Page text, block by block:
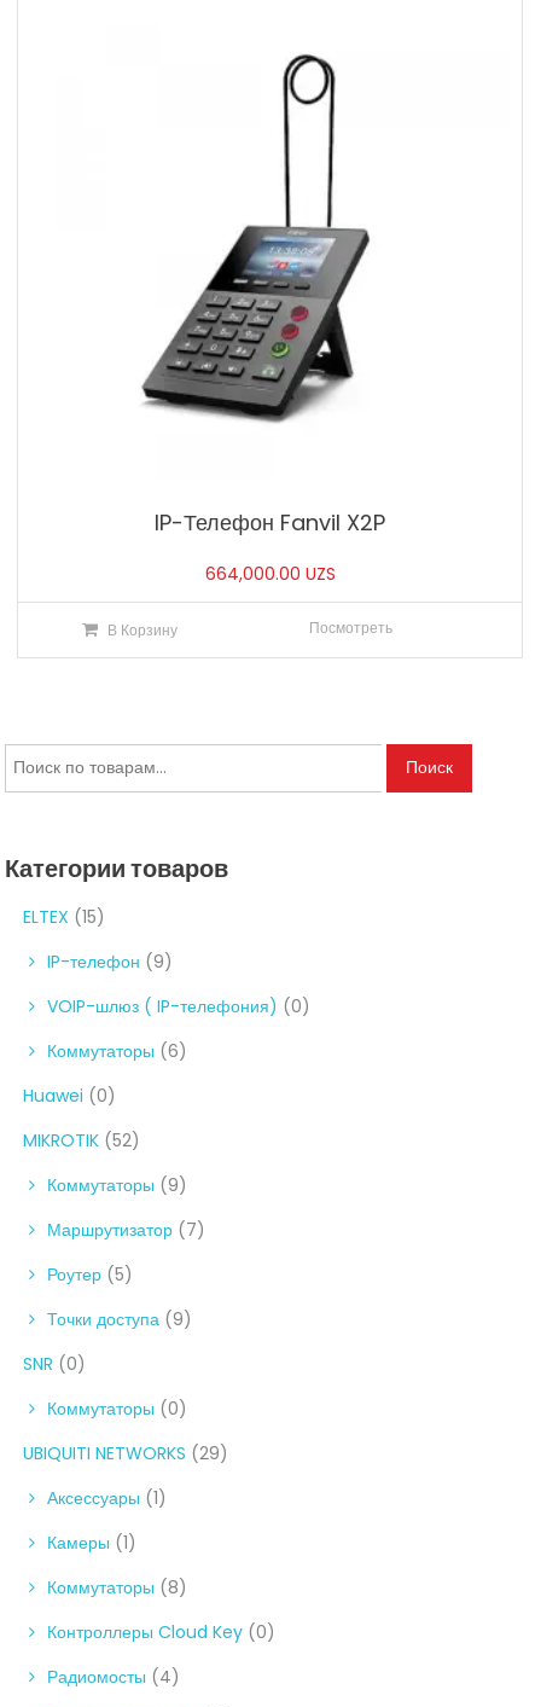
IP-Телефон Fanvil X2P
664,000.00 UZS
В Корзину Посмотреть
Искать: Поиск
Категории товаров
ELTEX (15)
IP-телефон (9)
VOIP-шлюз ( IP-телефония) (0)
Коммутаторы (6)
Huawei (0)
MIKROTIK (52)
Коммутаторы (9)
Маршрутизатор (7)
Роутер (5)
Точки доступа (9)
SNR (0)
Коммутаторы (0)
UBIQUITI NETWORKS (29)
Аксессуары (1)
Камеры (1)
Коммутаторы (8)
Контроллеры Cloud Key (0)
Радиомосты (4)